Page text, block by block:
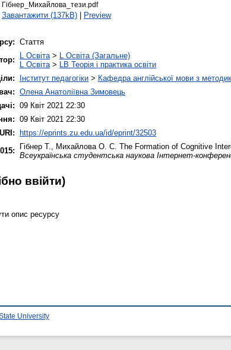
Гiбнер_Михайлова_тези.pdf
Завантажити (137kB)| Preview
Стаття
L Освіта> L Освіта (Загальне)
L Освіта> LB Теорія і практика освіти
Інститут педагогіки > Кафедра англійської мови з
Олена Анатоліївна Зимовець
09 Квіт 2021 22:30
09 Квіт 2021 22:30
URI:
https://eprints.zu.edu.ua/id/eprint/32503
Гібнер Т., Михайлова О. С. The Formation of Cognitive
Всеукраїнська студентська наукова Інтернет-
ввійти)
опис ресурсу
University